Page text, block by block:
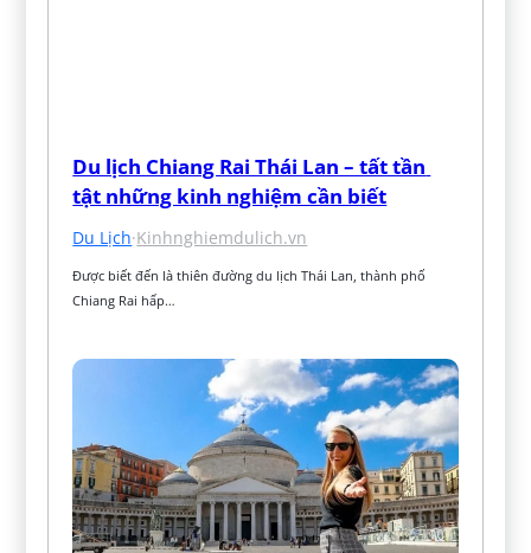
Du lịch Chiang Rai Thái Lan – tất tần
tật những kinh nghiệm cần biết
Du Lịch·Kinhnghiemdulich.vn
Được biết đến là thiên đường du lịch Thái Lan, thành phố
Chiang Rai hấp…